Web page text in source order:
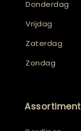
Donderdag
Vrijdag
Zaterdag
Zondag
Assortiment